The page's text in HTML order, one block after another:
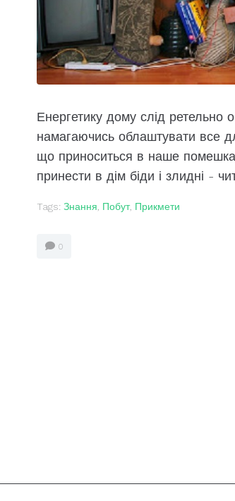
Енергетику дому слід ретельно
намагаючись облаштувати все
що приноситься в наше
принести в дім біди і злидні -
Tags: Знання Побут, Прикмети
0